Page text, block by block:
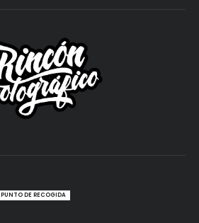
PUNTO DE RECOGIDA